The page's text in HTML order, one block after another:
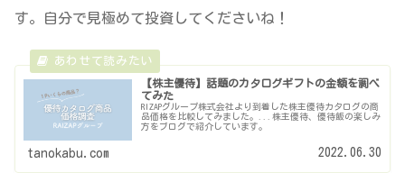
す。自分で見極めて投資してくださいね！
【株主優待】話題のカタログギフトの金額を調べ
てみた
RIZAPグループ株式会社より到着した株主優待カタログの商
品価格を比較してみました。...株主優待、優待飯の楽しみ
方をブログで紹介しています。
tanokabu.com 2022.06.30